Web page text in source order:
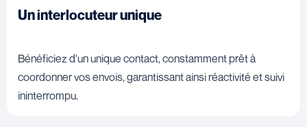
Un interlocuteur unique
Bénéficiez d'un unique contact, constamment prêt à
coordonner vos envois, garantissant ainsi réactivité et suivi
ininterrompu.